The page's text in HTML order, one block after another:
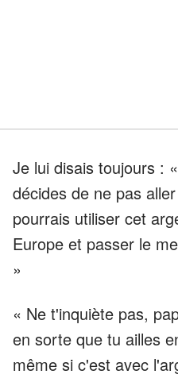
Je lui disais toujours :
décides de ne pas
pourrais utiliser cet
Europe et passer le
»
« Ne t'inquiète pas,
en sorte que tu ailles
même si c'est avec